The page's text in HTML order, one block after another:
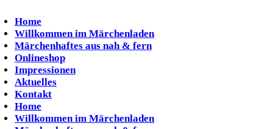
Inhalt
springen
Home
Willkommen im Märchenladen
Märchenhaftes aus nah & fern
Onlineshop
Impressionen
Aktuelles
Kontakt
Home
Willkommen im Märchenladen